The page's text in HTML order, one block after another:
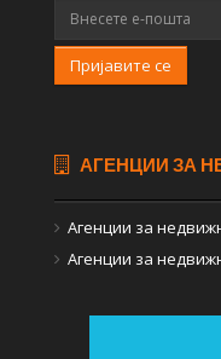
Пријавите се
АГЕНЦИИ ЗА
Агенции за
Агенции за